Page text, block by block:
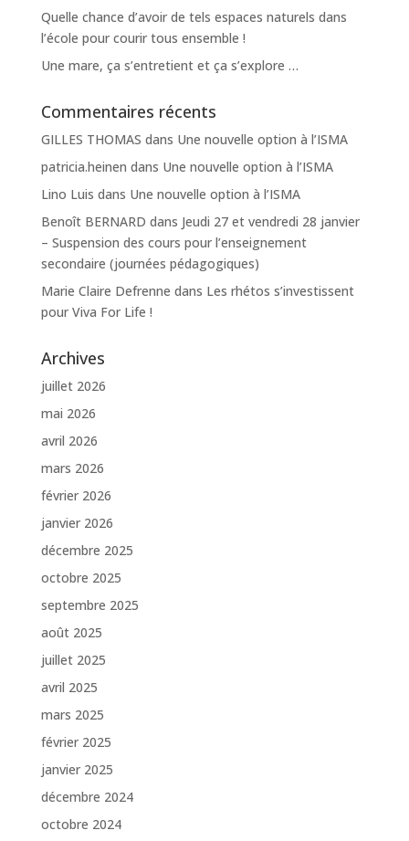
Quelle chance d’avoir de tels espaces naturels dans
l’école pour courir tous ensemble !
Une mare, ça s’entretient et ça s’explore …
Commentaires récents
GILLES THOMAS dans Une nouvelle option à l’ISMA
patricia.heinen dans Une nouvelle option à l’ISMA
Lino Luis dans Une nouvelle option à l’ISMA
Benoît BERNARD dans Jeudi 27 et vendredi 28 janvier
– Suspension des cours pour l’enseignement
secondaire (journées pédagogiques)
Marie Claire Defrenne dans Les rhétos s’investissent
pour Viva For Life !
Archives
juillet 2026
mai 2026
avril 2026
mars 2026
février 2026
janvier 2026
décembre 2025
octobre 2025
septembre 2025
août 2025
juillet 2025
avril 2025
mars 2025
février 2025
janvier 2025
décembre 2024
octobre 2024